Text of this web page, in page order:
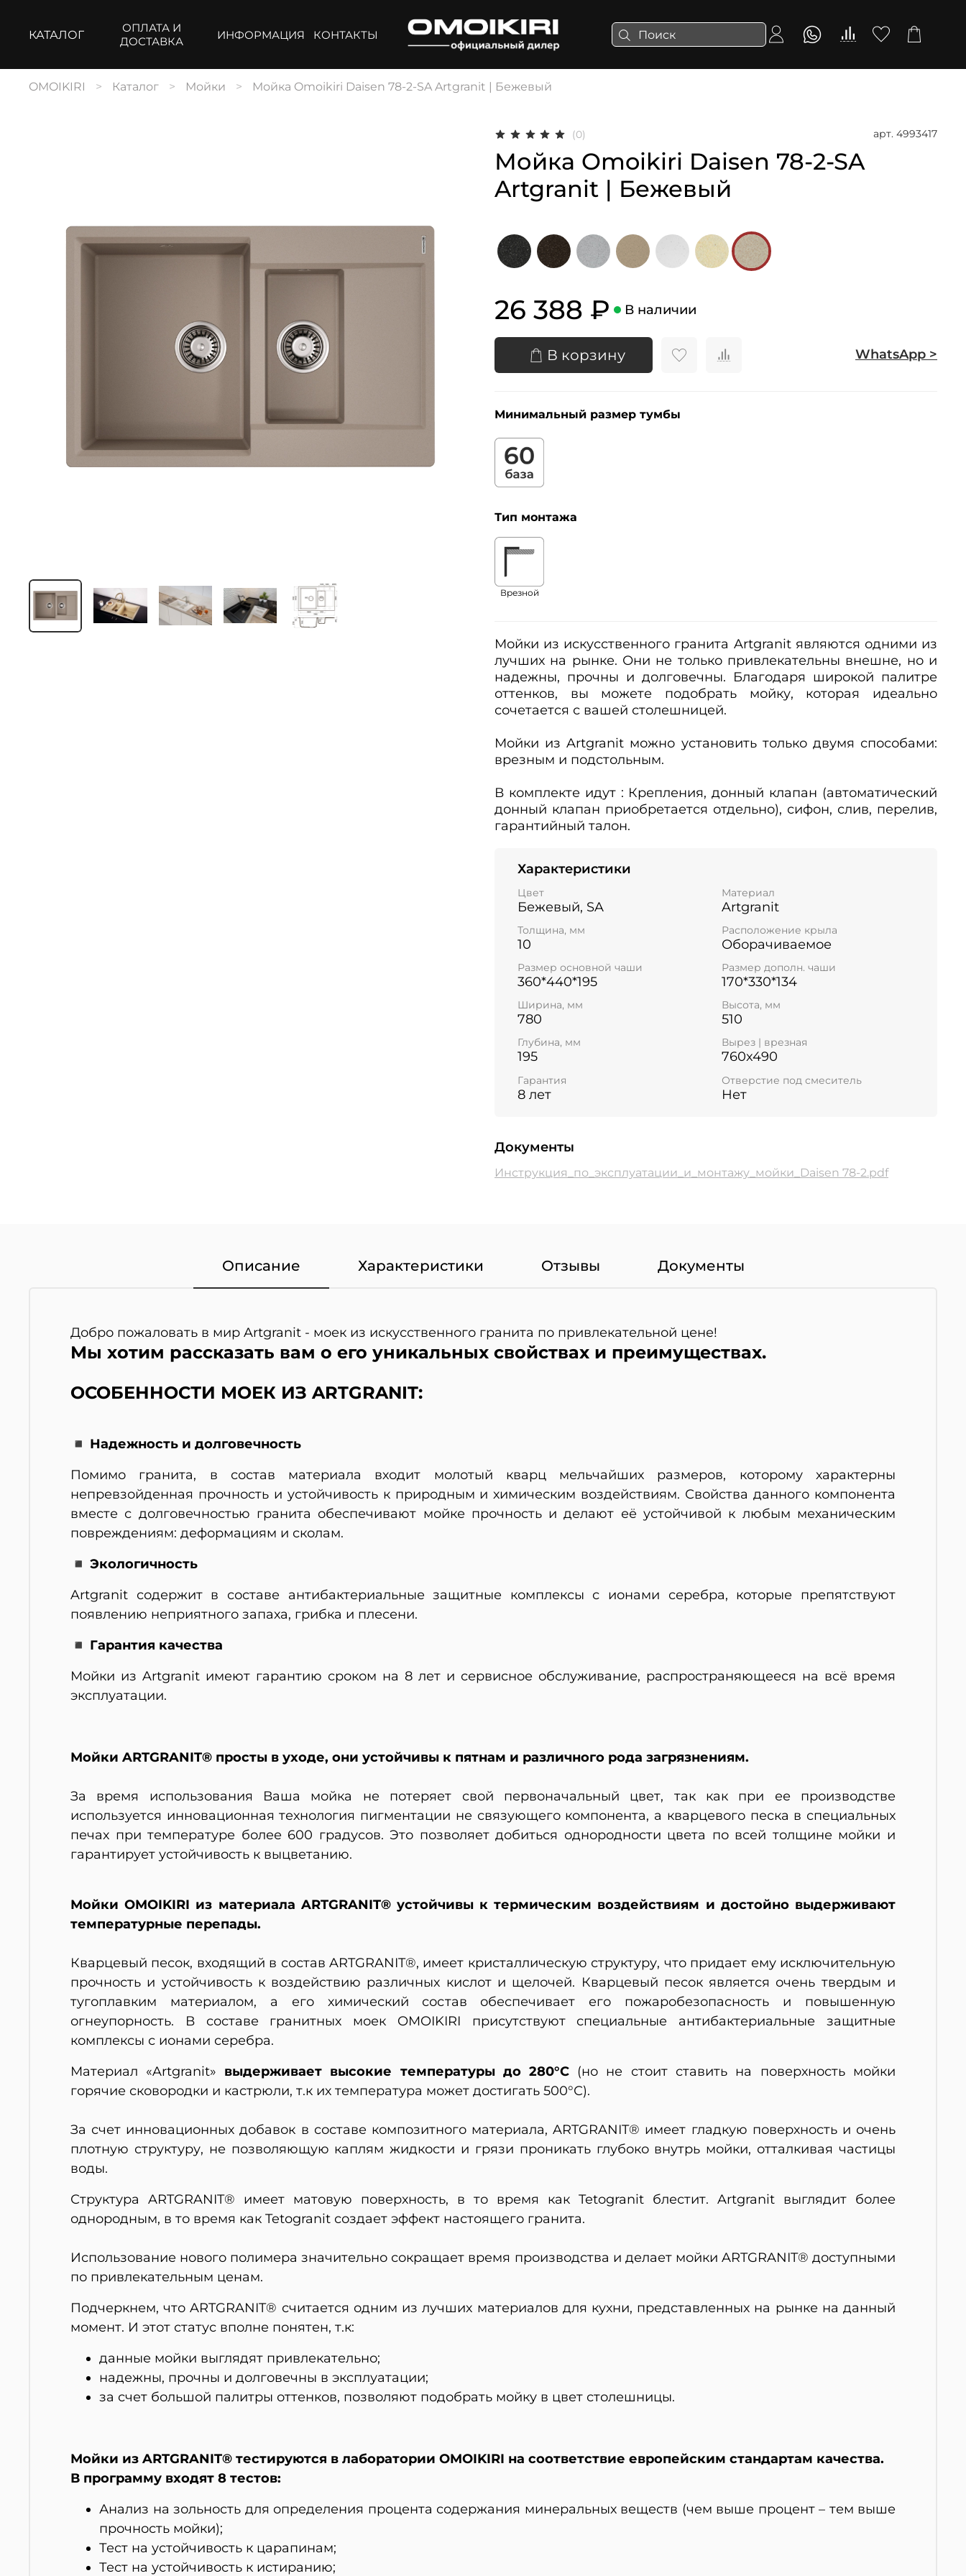
КАТАЛОГ
ОПЛАТА И
ДОСТАВКА
ИНФОРМАЦИЯ КОНТАКТЫ
OMOIKIRI Каталог Мойки Мойка Omoikiri Daisen 78-2-SA Artgranit | Бежевый
(0) арт. 4993417
Мойка Omoikiri Daisen 78-2-SA
Artgranit | Бежевый
26 388 ₽ В наличии
В корзину WhatsApp >
Минимальный размер тумбы
Тип монтажа
Врезной
Мойки из искусственного гранита Artgranit являются одними из
лучших на рынке. Они не только привлекательны внешне, но и
надежны, прочны и долговечны. Благодаря широкой палитре
оттенков, вы можете подобрать мойку, которая идеально
сочетается с вашей столешницей.
Мойки из Artgranit можно установить только двумя способами:
врезным и подстольным.
В комплекте идут : Крепления, донный клапан (автоматический
донный клапан приобретается отдельно), сифон, слив, перелив,
гарантийный талон.
Характеристики
Цвет
Бежевый, SA
Материал
Artgranit
Толщина, мм
10
Расположение крыла
Оборачиваемое
Размер основной чаши
360*440*195
Размер дополн. чаши
170*330*134
Ширина, мм
780
Высота, мм
510
Глубина, мм
195
Вырез | врезная
760x490
Гарантия
8 лет
Отверстие под смеситель
Нет
Документы
Инструкция_по_эксплуатации_и_монтажу_мойки_Daisen 78-2.pdf
Описание Характеристики Отзывы Документы
Добро пожаловать в мир Artgranit - моек из искусственного гранита по привлекательной цене!
Мы хотим рассказать вам о его уникальных свойствах и преимуществах.
ОСОБЕННОСТИ МОЕК ИЗ ARTGRANIT:
◾ Надежность и долговечность
Помимо гранита, в состав материала входит молотый кварц мельчайших размеров, которому характерны
непревзойденная прочность и устойчивость к природным и химическим воздействиям. Свойства данного компонента
вместе с долговечностью гранита обеспечивают мойке прочность и делают её устойчивой к любым механическим
повреждениям: деформациям и сколам.
◾ Экологичность
Artgranit содержит в составе антибактериальные защитные комплексы с ионами серебра, которые препятствуют
появлению неприятного запаха, грибка и плесени.
◾ Гарантия качества
Мойки из Artgranit имеют гарантию сроком на 8 лет и сервисное обслуживание, распространяющееся на всё время
эксплуатации.
Мойки ARTGRANIT® просты в уходе, они устойчивы к пятнам и различного рода загрязнениям.
За время использования Ваша мойка не потеряет свой первоначальный цвет, так как при ее производстве
используется инновационная технология пигментации не связующего компонента, а кварцевого песка в специальных
печах при температуре более 600 градусов. Это позволяет добиться однородности цвета по всей толщине мойки и
гарантирует устойчивость к выцветанию.
Мойки OMOIKIRI из материала ARTGRANIT® устойчивы к термическим воздействиям и достойно выдерживают
температурные перепады.
Кварцевый песок, входящий в состав ARTGRANIT®, имеет кристаллическую структуру, что придает ему исключительную
прочность и устойчивость к воздействию различных кислот и щелочей. Кварцевый песок является очень твердым и
тугоплавким материалом, а его химический состав обеспечивает его пожаробезопасность и повышенную
огнеупорность. В составе гранитных моек OMOIKIRI присутствуют специальные антибактериальные защитные
комплексы с ионами серебра.
Материал «Artgranit» выдерживает высокие температуры до 280°С (но не стоит ставить на поверхность мойки
горячие сковородки и кастрюли, т.к их температура может достигать 500°С).
За счет инновационных добавок в составе композитного материала, ARTGRANIT® имеет гладкую поверхность и очень
плотную структуру, не позволяющую каплям жидкости и грязи проникать глубоко внутрь мойки, отталкивая частицы
воды.
Структура ARTGRANIT® имеет матовую поверхность, в то время как Tetogranit блестит. Artgranit выглядит более
однородным, в то время как Tetogranit создает эффект настоящего гранита.
Использование нового полимера значительно сокращает время производства и делает мойки ARTGRANIT® доступными
по привлекательным ценам.
Подчеркнем, что ARTGRANIT® считается одним из лучших материалов для кухни, представленных на рынке на данный
момент. И этот статус вполне понятен, т.к:
данные мойки выглядят привлекательно;
надежны, прочны и долговечны в эксплуатации;
за счет большой палитры оттенков, позволяют подобрать мойку в цвет столешницы.
Мойки из ARTGRANIT® тестируются в лаборатории OMOIKIRI на соответствие европейским стандартам качества.
В программу входят 8 тестов:
Анализ на зольность для определения процента содержания минеральных веществ (чем выше процент – тем выше
прочность мойки);
Тест на устойчивость к царапинам;
Тест на устойчивость к истиранию;